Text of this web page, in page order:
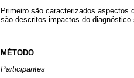
Primeiro são caracterizados aspectos
são descritos impactos do
MÉTODO
Participantes